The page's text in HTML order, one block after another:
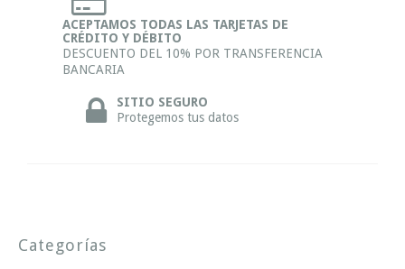
ACEPTAMOS TODAS LAS TARJETAS DE
CRÉDITO Y DÉBITO
DESCUENTO DEL 10% POR TRANSFERENCIA
BANCARIA
SITIO SEGURO
Protegemos tus datos
Categorías